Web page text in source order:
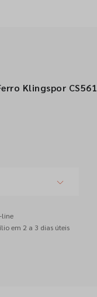
sociais
Klingspor CS561
line
em 2 a 3 dias úteis